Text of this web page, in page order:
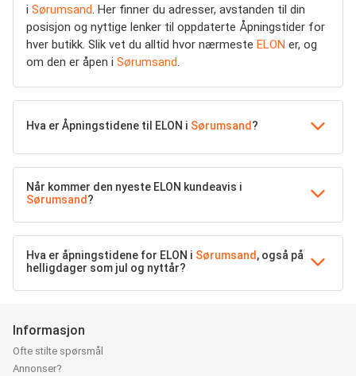
i Sørumsand. Her finner du adresser, avstanden til din
posisjon og nyttige lenker til oppdaterte Åpningstider for
hver butikk. Slik vet du alltid hvor nærmeste ELON er, og
om den er åpen i Sørumsand.
Hva er Åpningstidene til ELON i Sørumsand ?
Når kommer den nyeste ELON kundeavis i
Sørumsand ?
Hva er åpningstidene for ELON i Sørumsand , også på
helligdager som jul og nyttår?
Informasjon
Ofte stilte spørsmål
Annonser?